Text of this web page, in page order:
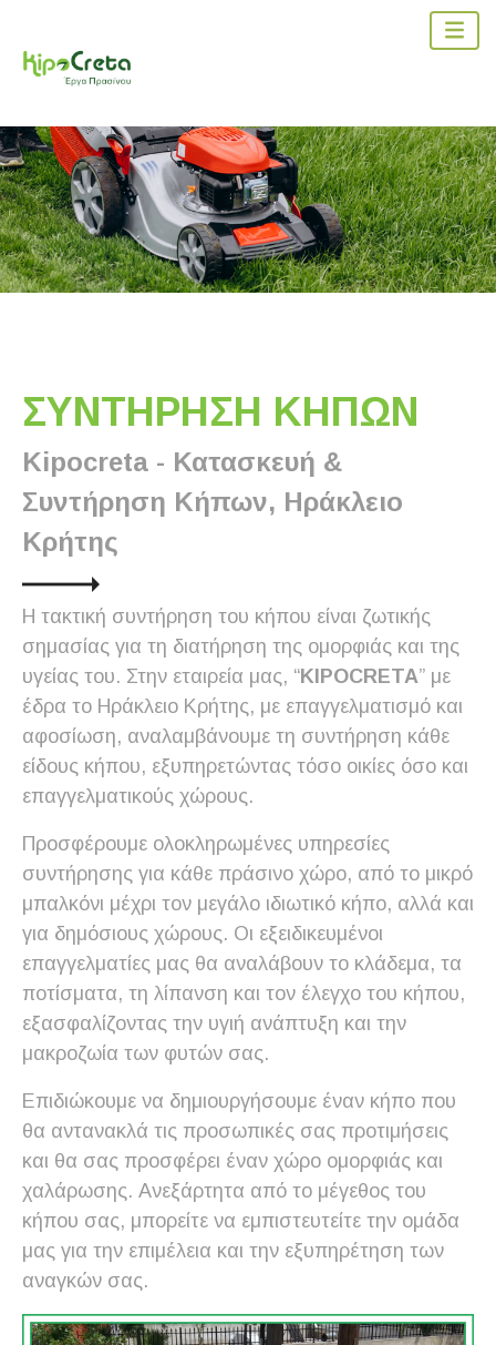
ΣΥΝΤΗΡΗΣΗ ΚΗΠΩΝ
Kipocreta - Κατασκευή &
Συντήρηση Κήπων, Ηράκλειο
Κρήτης
Η τακτική συντήρηση του κήπου είναι ζωτικής
σημασίας για τη διατήρηση της ομορφιάς και της
υγείας του. Στην εταιρεία μας, “KIPOCRETA” με
έδρα το Ηράκλειο Κρήτης, με επαγγελματισμό και
αφοσίωση, αναλαμβάνουμε τη συντήρηση κάθε
είδους κήπου, εξυπηρετώντας τόσο οικίες όσο και
επαγγελματικούς χώρους.
Προσφέρουμε ολοκληρωμένες υπηρεσίες
συντήρησης για κάθε πράσινο χώρο, από το μικρό
μπαλκόνι μέχρι τον μεγάλο ιδιωτικό κήπο, αλλά και
για δημόσιους χώρους. Οι εξειδικευμένοι
επαγγελματίες μας θα αναλάβουν το κλάδεμα, τα
ποτίσματα, τη λίπανση και τον έλεγχο του κήπου,
εξασφαλίζοντας την υγιή ανάπτυξη και την
μακροζωία των φυτών σας.
Επιδιώκουμε να δημιουργήσουμε έναν κήπο που
θα αντανακλά τις προσωπικές σας προτιμήσεις
και θα σας προσφέρει έναν χώρο ομορφιάς και
χαλάρωσης. Ανεξάρτητα από το μέγεθος του
κήπου σας, μπορείτε να εμπιστευτείτε την ομάδα
μας για την επιμέλεια και την εξυπηρέτηση των
αναγκών σας.